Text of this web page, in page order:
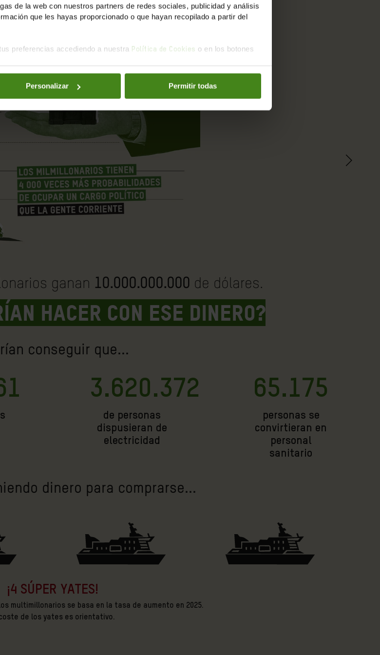
de la web con nuestros partners de redes sociales, publicidad y análisis
que les hayas proporcionado o que hayan recopilado a partir del
preferencias accediendo a nuestra Política de Cookies o en los botones
Personalizar Permitir todas
permitir que la riqueza mande sobre la democracia. Poner límites al
es una decisión política urgente.
influencia y defender una democracia al servicio de las personas.
ganan 10.000.000.000 de dólares.
hacer con ese dinero?
conseguir que...
3.620.372
de personas
dispusieran de
electricidad
65.175
personas se
convirtieran en
personal
sanitario
dinero para comprarse...
¡4 SÚPER YATES!
multimillonarios se basa en la tasa de aumento en 2025.
de los yates es orientativo.